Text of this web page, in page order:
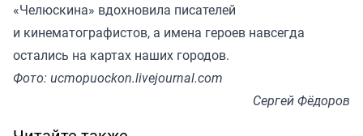
«Челюскина» вдохновила писателей
и кинематографистов, а имена героев навсегда
остались на картах наших городов.
Фото: ucmopuockon.livejournal.com
Сергей Фёдоров